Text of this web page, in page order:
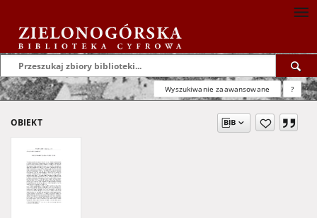
Wyszukiwanie zaawansowane ?
OBIEKT